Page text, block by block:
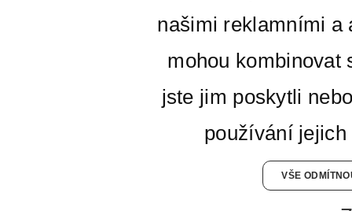
našimi reklamními a
mohou kombinovat
jste jim poskytli
používání
VŠE